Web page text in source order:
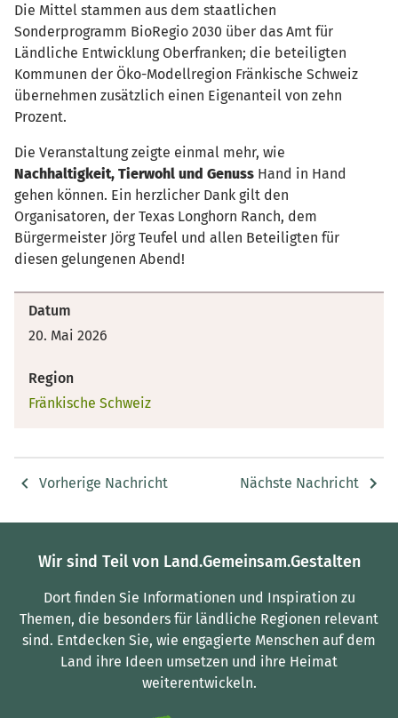
Die Mittel stammen aus dem staatlichen
Sonderprogramm BioRegio 2030 über das Amt für
Ländliche Entwicklung Oberfranken; die beteiligten
Kommunen der Öko-Modellregion Fränkische Schweiz
übernehmen zusätzlich einen Eigenanteil von zehn
Prozent.
Die Veranstaltung zeigte einmal mehr, wie
Nachhaltigkeit, Tierwohl und Genuss Hand in Hand
gehen können. Ein herzlicher Dank gilt den
Organisatoren, der Texas Longhorn Ranch, dem
Bürgermeister Jörg Teufel und allen Beteiligten für
diesen gelungenen Abend!
Datum
20. Mai 2026
Region
Fränkische Schweiz
Vorherige Nachricht Nächste Nachricht
Wir sind Teil von Land.Gemeinsam.Gestalten
Dort finden Sie Informationen und Inspiration zu
Themen, die besonders für ländliche Regionen relevant
sind. Entdecken Sie, wie engagierte Menschen auf dem
Land ihre Ideen umsetzen und ihre Heimat
weiterentwickeln.